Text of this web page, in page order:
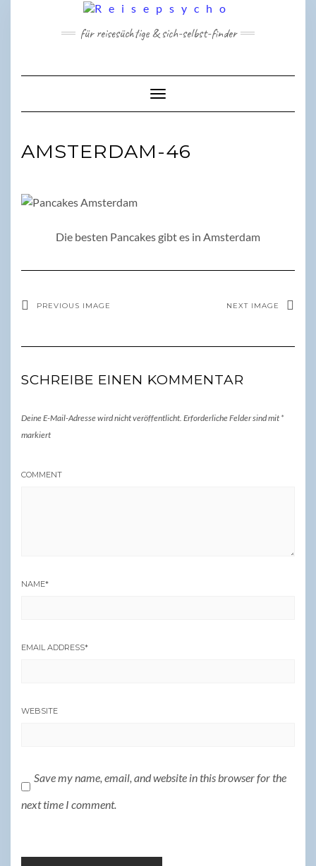
für reisesüchtige & sich-selbst-finder
Toggle Navigation
AMSTERDAM-46
Die besten Pancakes gibt es in Amsterdam
PREVIOUS IMAGE NEXT IMAGE
SCHREIBE EINEN KOMMENTAR
Deine E-Mail-Adresse wird nicht veröffentlicht. Erforderliche Felder sind mit *
markiert
COMMENT
NAME*
EMAIL ADDRESS*
WEBSITE
Save my name, email, and website in this browser for the
next time I comment.